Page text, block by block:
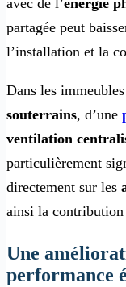
avec de l’énergie
partagée peut
l’installation et la
Dans les immeubles
souterrains, d’une
ventilation
particulièrement
directement sur les
ainsi la contribution
Une
performance